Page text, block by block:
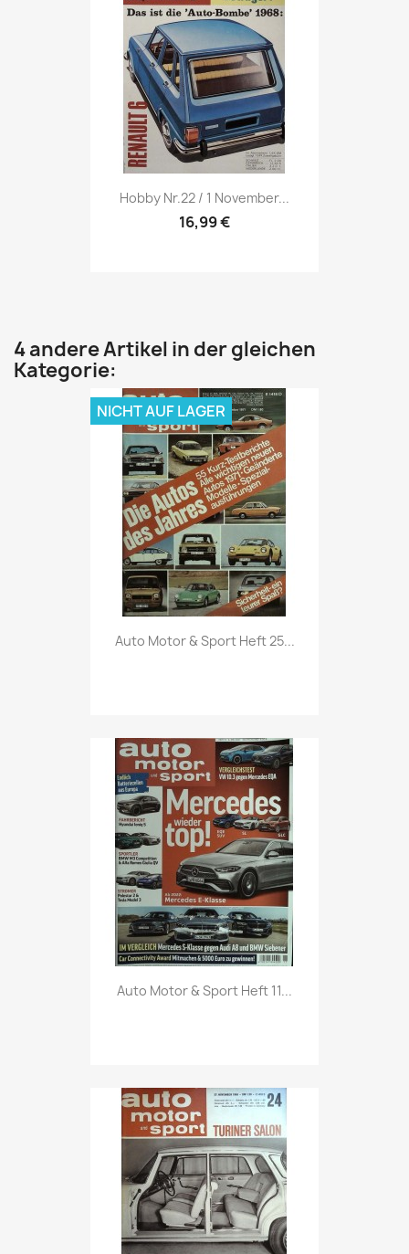
Vorschau
Hobby Nr.22 / 1 November...
16,99 €
4 andere Artikel in der gleichen
Kategorie:
Vorschau
Auto Motor & Sport Heft 25...
NICHT AUF LAGER
Vorschau
Auto Motor & Sport Heft 11...